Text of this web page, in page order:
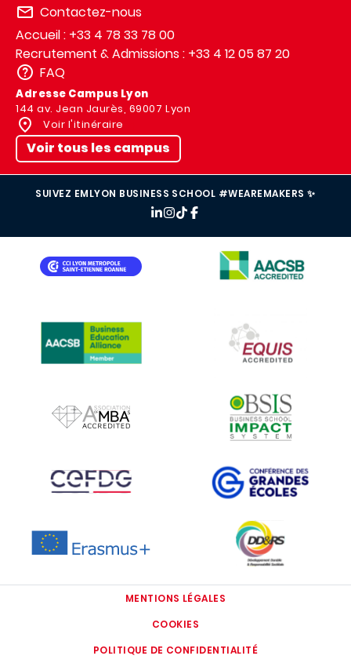
Contactez-nous
Accueil : +33 4 78 33 78 00
Recrutement & Admissions : +33 4 12 05 87 20
FAQ
Adresse Campus Lyon
144 av. Jean Jaurès, 69007 Lyon
Voir l'itinéraire
Voir tous les campus
SUIVEZ EMLYON BUSINESS SCHOOL #WEAREMAKERS ✨
IMAGE
IMAGE
IMAGE
IMAGE
IMAGE IMAGE
MENTIONS LÉGALES
COOKIES
POLITIQUE DE CONFIDENTIALITÉ